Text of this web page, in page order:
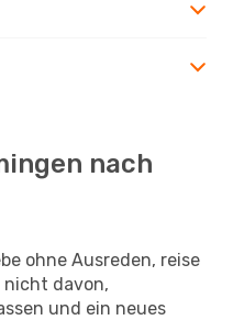
nach
ohne Ausreden, reise
nicht davon,
und ein neues